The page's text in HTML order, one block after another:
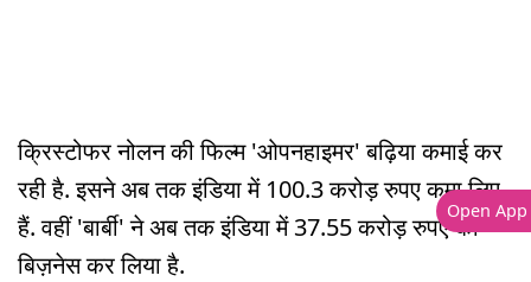
क्रिस्टोफर नोलन की फिल्म 'ओपनहाइमर' बढ़िया कमाई कर
रही है. इसने अब तक इंडिया में 100.3 करोड़ रुपए कमा लिए
हैं. वहीं 'बार्बी' ने अब तक इंडिया में 37.55 करोड़ रुपए का
बिज़नेस कर लिया है.
Open App